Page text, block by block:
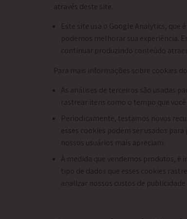
através deste site.
Este site usa o Google Analytics, que
podemos melhorar sua experiência.
continuar produzindo conteúdo
Para mais informações sobre cookies
As análises de terceiros são usadas
rastrear itens como o tempo que
Periodicamente, testamos novos
esses cookies podem ser usados
nossos usuários mais apreciam.
À medida que vendemos produtos,
tipo de dados que esses cookies
analizar nossos custos de